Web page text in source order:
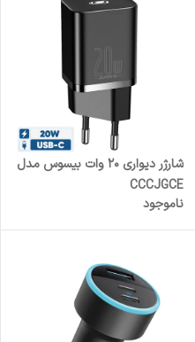
شارژر دیواری 20 وات بیسوس مدل
CCCJGCE
ناموجود